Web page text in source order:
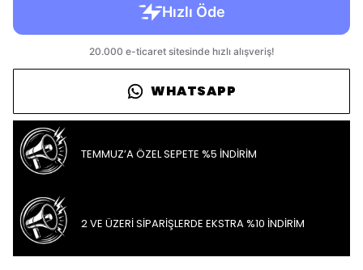
WHATSAPP
TEMMUZ’A ÖZEL SEPETE %5 İNDİRİM
2 VE ÜZERİ SİPARİŞLERDE EKSTRA %10 İNDİRİM